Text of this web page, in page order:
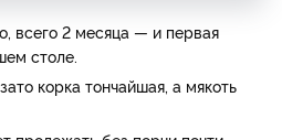
всего 2 месяца — и первая
столе.
корка тончайшая, а мякоть